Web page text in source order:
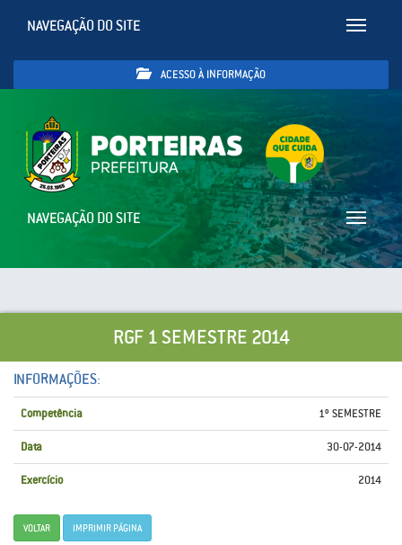
Toggle
NAVEGAÇÃO DO SITE
ACESSO À INFORMAÇÃO
Toggle
NAVEGAÇÃO DO SITE
RGF 1 SEMESTRE 2014
INFORMAÇÕES:
Competência 1º SEMESTRE
Data 30-07-2014
Exercício 2014
VOLTAR IMPRIMIR PÁGINA